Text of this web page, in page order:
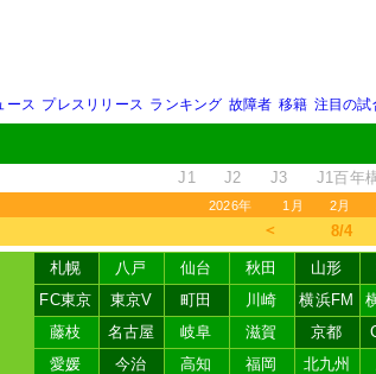
ース プレスリリース ランキング 故障者 移籍 注目の試
J1 J2 J3 J1百年
2026年 1月 2月
＜ 8/4
札幌 八戸 仙台 秋田 山形
FC東京
東京V 町田 川崎 横浜FM
藤枝
名古屋 岐阜 滋賀 京都
愛媛
今治 高知 福岡 北九州